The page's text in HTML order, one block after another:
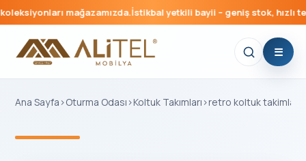
mağazamızda.İstikbal yetkili bayii – geniş stok, hızlı
Ana Sayfa ›Oturma Odası ›Koltuk Takımları ›retro koltuk takimlari